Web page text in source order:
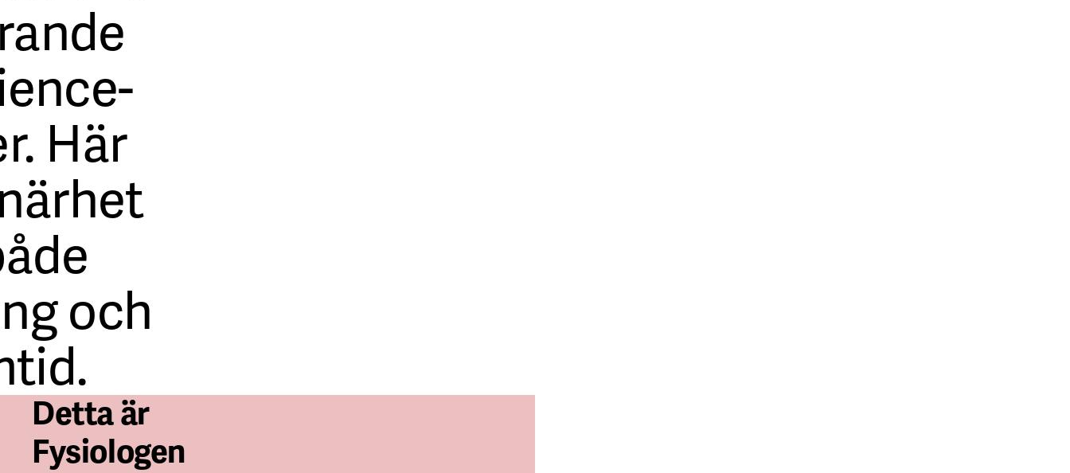
Här
och
Detta är
Fysiologen